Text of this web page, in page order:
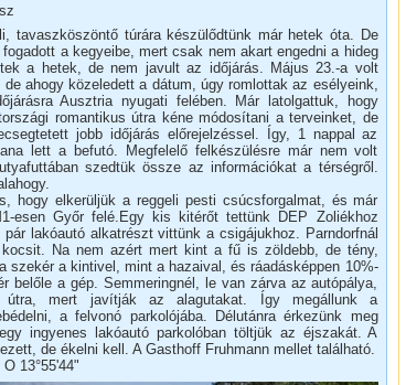
tavaszköszöntő túrára készülődtünk már hetek óta. De
a kegyeibe, mert csak nem akart engedni a hideg
a hetek, de nem javult az időjárás. Május 23.-a volt
ahogy közeledett a dátum, úgy romlottak az esélyeink,
Ausztria nyugati felében. Már latolgattuk, hogy
romantikus útra kéne módosítani a terveinket, de
jobb időjárás előrejelzéssel. Így, 1 nappal az
lett a befutó. Megfelelő felkészülésre már nem volt
szedtük össze az információkat a térségről.
hogy elkerüljük a reggeli pesti csúcsforgalmat, és már
esen Győr felé.Egy kis kitérőt tettünk DEP Zoliékhoz
pár lakóautó alkatrészt vittünk a csigájukhoz. Parndorfnál
Na nem azért mert kint a fű is zöldebb, de tény,
szekér a kintivel, mint a hazaival, és ráadásképpen 10%-
belőle a gép. Semmeringnél, le van zárva az autópálya,
mert javítják az alagutakat. Így megállunk a
a felvonó parkolójába. Délutánra érkezünk meg
ingyenes lakóautó parkolóban töltjük az éjszakát. A
de ékelni kell. A Gasthoff Fruhmann mellet található.
13°55'44"